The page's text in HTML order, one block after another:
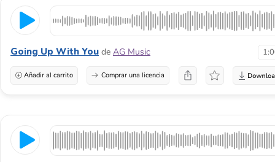
Going Up With You de AG Music
Añadir al carrito Comprar una licencia